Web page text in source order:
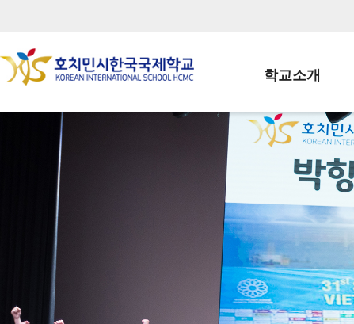
학교소개
학교장인사말
학교상징
학교연혁
교직원현황
학생현황
위치/전화